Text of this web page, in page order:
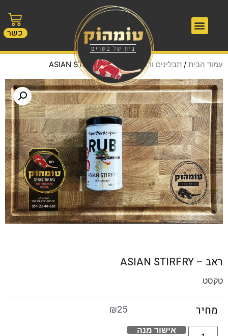
כשר
עמוד הבית / תבלינים ורטבים / ראב – ASIAN STIRFRY
ראב – ASIAN STIRFRY
טקסט
מחיר ₪25
אישור מנה